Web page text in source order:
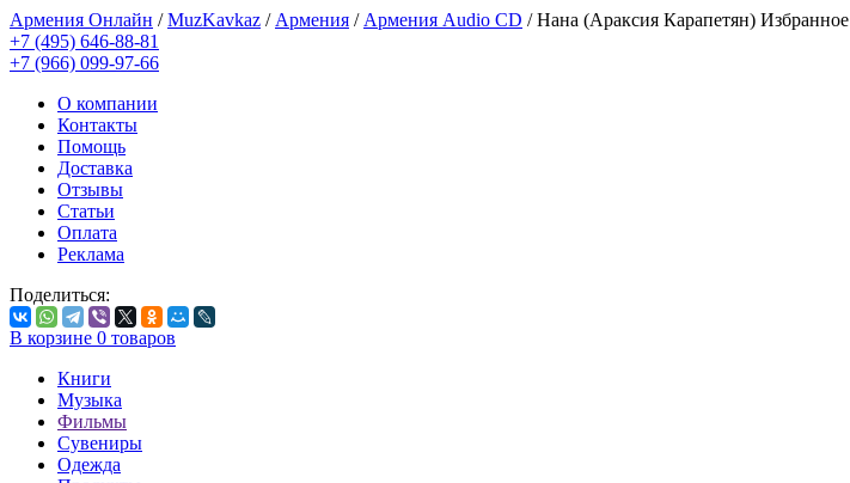
Армения Онлайн /MuzKavkaz / Армения / Армения Audio CD /Нана (Араксия Карапетян) Избранное
+7 (495) 646-88-81
+7 (966) 099-97-66
О компании
Контакты
Помощь
Доставка
Отзывы
Статьи
Оплата
Реклама
Поделиться:
В корзине 0 товаров
Книги
Музыка
Фильмы
Сувениры
Одежда